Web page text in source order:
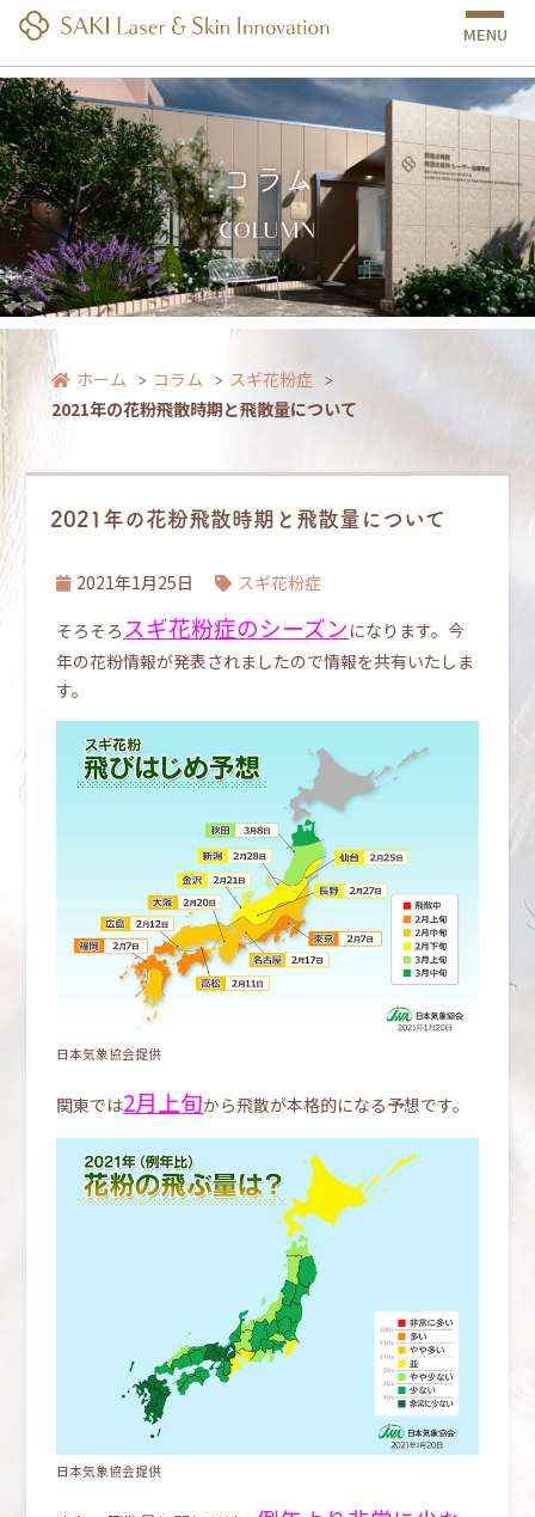
MENU
コラム
COLUMN
2021年の花粉飛散時期と飛散量について｜南越谷病院 皮膚科・美容皮膚科・
ホーム コラム
スギ花粉症
2021年の花粉飛散時期と飛散量について
2021年の花粉飛散時期と飛散量について
2021年1月25日
スギ花粉症
そろそろ スギ花粉症のシーズン になります。今
年の花粉情報が発表されましたので情報を共有いたしま
す。
日本気象協会提供
関東では2月上旬から飛散が本格的になる予想です。
日本気象協会提供